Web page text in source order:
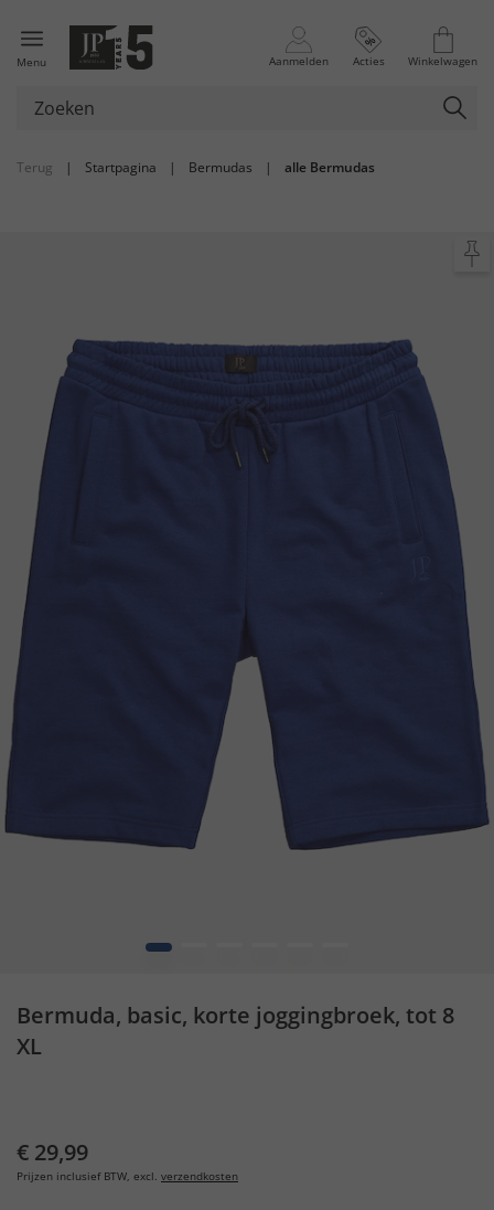
Menu Aanmelden Acties Winkelwagen
Terug | Startpagina | Bermudas | alle Bermudas
1
Bermuda, basic, korte joggingbroek, tot 8
XL
€ 29,99
Prijzen inclusief BTW, excl. verzendkosten